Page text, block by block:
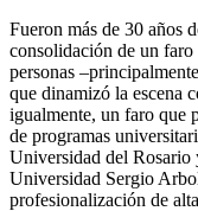
Fueron más de 30 años
consolidación de un
personas
que dinamizó la escena
igualmente, un faro que
de programas
Universidad del Rosario
Universidad Sergio
profesionalización de